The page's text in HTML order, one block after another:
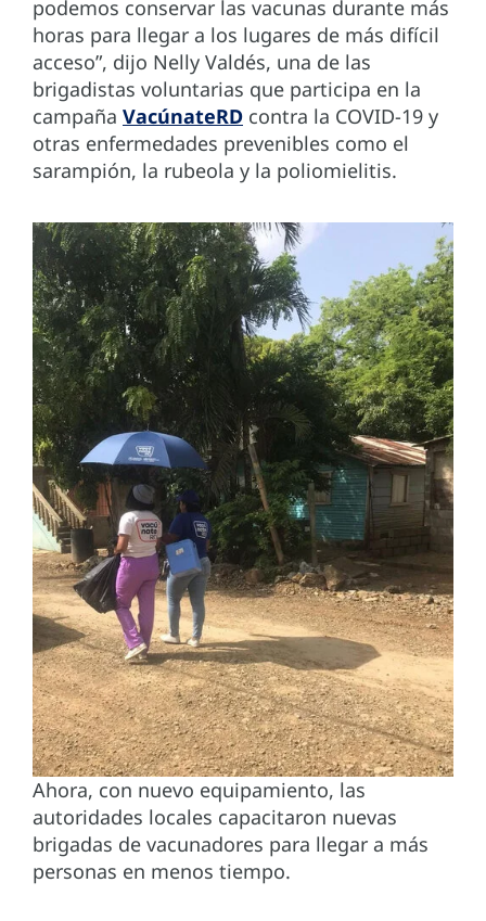
podemos conservar las vacunas durante más
horas para llegar a los lugares de más difícil
acceso”, dijo Nelly Valdés, una de las
brigadistas voluntarias que participa en la
campaña VacúnateRD contra la COVID-19 y
otras enfermedades prevenibles como el
sarampión, la rubeola y la poliomielitis.
Ahora, con nuevo equipamiento, las
autoridades locales capacitaron nuevas
brigadas de vacunadores para llegar a más
personas en menos tiempo.